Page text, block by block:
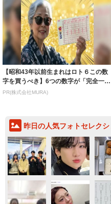
【昭和43年以前生まれはロト６この数
字を買うべき】6つの数字が「完全一
致」する方...
PR(株式会社MURA)
昨日の人気フォトセレク